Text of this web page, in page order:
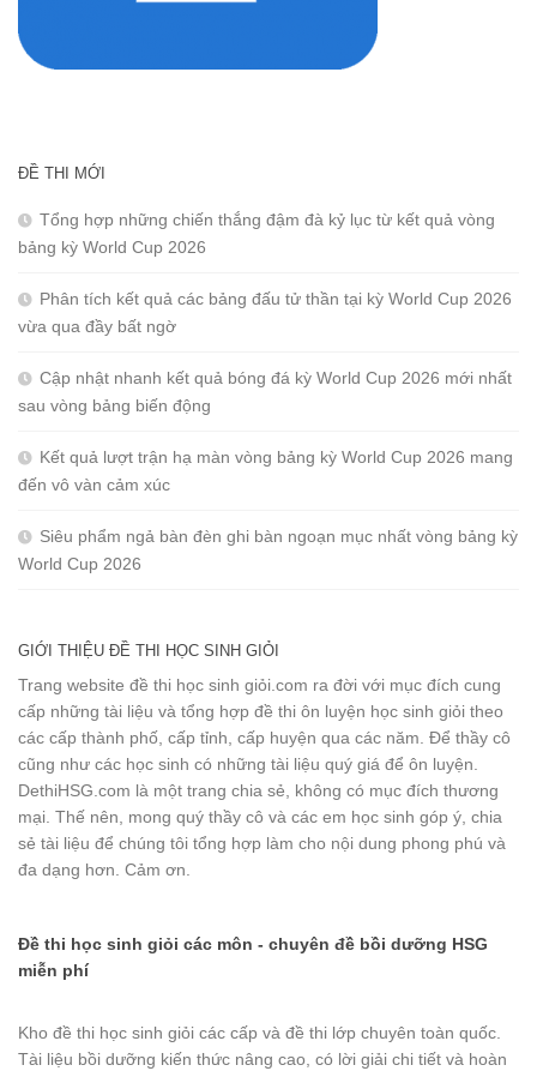
ĐỀ THI MỚI
Tổng hợp những chiến thắng đậm đà kỷ lục từ kết quả vòng
bảng kỳ World Cup 2026
Phân tích kết quả các bảng đấu tử thần tại kỳ World Cup 2026
vừa qua đầy bất ngờ
Cập nhật nhanh kết quả bóng đá kỳ World Cup 2026 mới nhất
sau vòng bảng biến động
Kết quả lượt trận hạ màn vòng bảng kỳ World Cup 2026 mang
đến vô vàn cảm xúc
Siêu phẩm ngả bàn đèn ghi bàn ngoạn mục nhất vòng bảng kỳ
World Cup 2026
GIỚI THIỆU ĐỀ THI HỌC SINH GIỎI
Trang website đề thi học sinh giỏi.com ra đời với mục đích cung
cấp những tài liệu và tổng hợp đề thi ôn luyện học sinh giỏi theo
các cấp thành phố, cấp tỉnh, cấp huyện qua các năm. Để thầy cô
cũng như các học sinh có những tài liệu quý giá để ôn luyện.
DethiHSG.com là một trang chia sẻ, không có mục đích thương
mại. Thế nên, mong quý thầy cô và các em học sinh góp ý, chia
sẻ tài liệu để chúng tôi tổng hợp làm cho nội dung phong phú và
đa dạng hơn. Cảm ơn.
Đề thi học sinh giỏi các môn - chuyên đề bồi dưỡng HSG
miễn phí
Kho đề thi học sinh giỏi các cấp và đề thi lớp chuyên toàn quốc.
Tài liệu bồi dưỡng kiến thức nâng cao, có lời giải chi tiết và hoàn